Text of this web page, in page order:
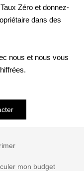
Zéro et donnez-
dans des
nous et nous vous
mon budget